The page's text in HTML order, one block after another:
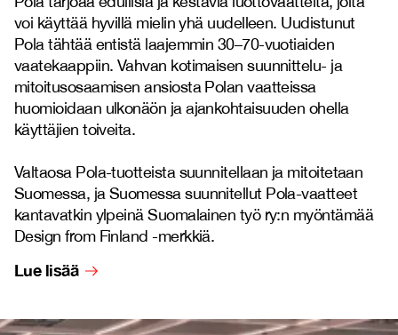
voi käyttää hyvillä mielin yhä uudelleen. Uudistunut
Pola tähtää entistä laajemmin 30–70-vuotiaiden
vaatekaappiin. Vahvan kotimaisen suunnittelu- ja
mitoitusosaamisen ansiosta Polan vaatteissa
huomioidaan ulkonäön ja ajankohtaisuuden ohella
käyttäjien toiveita.
Valtaosa Pola-tuotteista suunnitellaan ja mitoitetaan
Suomessa, ja Suomessa suunnitellut Pola-vaatteet
kantavatkin ylpeinä Suomalainen työ ry:n myöntämää
Design from Finland -merkkiä.
Lue lisää